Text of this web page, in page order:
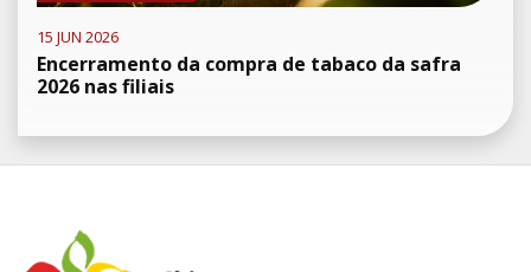
15 JUN 2026
Encerramento da compra de tabaco da safra
2026 nas filiais